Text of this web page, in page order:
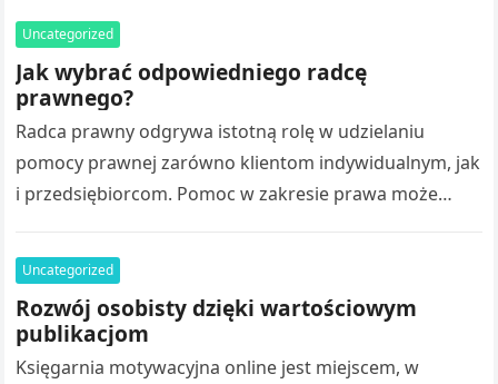
Uncategorized
Jak wybrać odpowiedniego radcę
prawnego?
Radca prawny odgrywa istotną rolę w udzielaniu
pomocy prawnej zarówno klientom indywidualnym, jak
i przedsiębiorcom. Pomoc w zakresie prawa może
przygotowywanie umów…
Uncategorized
Rozwój osobisty dzięki wartościowym
publikacjom
Księgarnia motywacyjna online jest miejscem, w